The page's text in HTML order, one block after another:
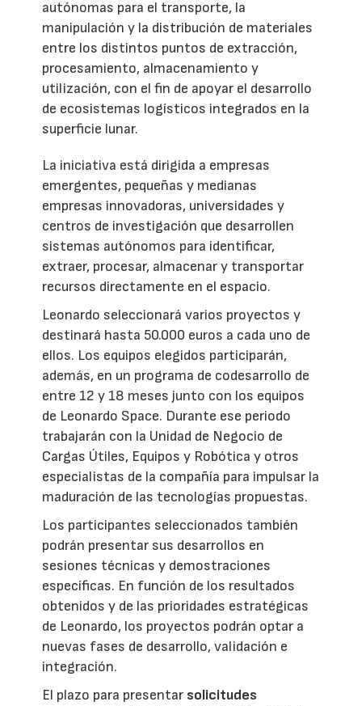
autónomas para el transporte, la
manipulación y la distribución de materiales
entre los distintos puntos de extracción,
procesamiento, almacenamiento y
utilización, con el fin de apoyar el desarrollo
de ecosistemas logísticos integrados en la
superficie lunar.
La iniciativa está dirigida a empresas
emergentes, pequeñas y medianas
empresas innovadoras, universidades y
centros de investigación que desarrollen
sistemas autónomos para identificar,
extraer, procesar, almacenar y transportar
recursos directamente en el espacio.
Leonardo seleccionará varios proyectos y
destinará hasta 50.000 euros a cada uno de
ellos. Los equipos elegidos participarán,
además, en un programa de codesarrollo de
entre 12 y 18 meses junto con los equipos
de Leonardo Space. Durante ese periodo
trabajarán con la Unidad de Negocio de
Cargas Útiles, Equipos y Robótica y otros
especialistas de la compañía para impulsar la
maduración de las tecnologías propuestas.
Los participantes seleccionados también
podrán presentar sus desarrollos en
sesiones técnicas y demostraciones
específicas. En función de los resultados
obtenidos y de las prioridades estratégicas
de Leonardo, los proyectos podrán optar a
nuevas fases de desarrollo, validación e
integración.
El plazo para presentar solicitudes